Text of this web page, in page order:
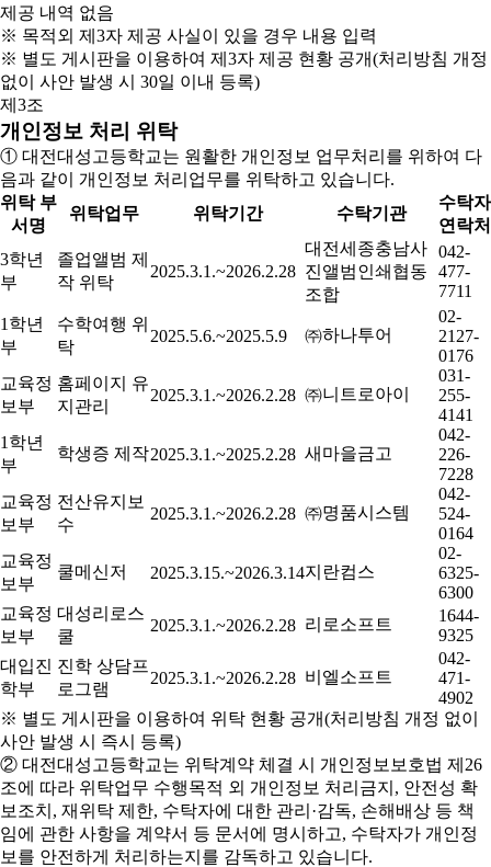
제공 내역 없음
※ 목적외 제3자 제공 사실이 있을 경우 내용 입력
※ 별도 게시판을 이용하여 제3자 제공 현황 공개(처리방침 개정
없이 사안 발생 시 30일 이내 등록)
제3조
개인정보 처리 위탁
① 대전대성고등학교는 원활한 개인정보 업무처리를 위하여 다
음과 같이 개인정보 처리업무를 위탁하고 있습니다.
위탁 부
서명
위탁업무 위탁기간 수탁기관
수탁자
연락처
3학년
부
졸업앨범 제
작 위탁
2025.3.1.~2026.2.28
대전세종충남사
진앨범인쇄협동
조합
042-
477-
7711
1학년
부
수학여행 위
탁
2025.5.6.~2025.5.9 ㈜하나투어
02-
2127-
0176
교육정
보부
홈페이지 유
지관리
2025.3.1.~2026.2.28 ㈜니트로아이
031-
255-
4141
1학년
부
학생증 제작2025.3.1.~2025.2.28 새마을금고
042-
226-
7228
교육정
보부
전산유지보
수
2025.3.1.~2026.2.28 ㈜명품시스템
042-
524-
0164
교육정
보부
쿨메신저 2025.3.15.~2026.3.14지란컴스
02-
6325-
6300
교육정
보부
대성리로스
쿨
2025.3.1.~2026.2.28 리로소프트
1644-
9325
대입진
학부
진학 상담프
로그램
2025.3.1.~2026.2.28 비엘소프트
042-
471-
4902
※ 별도 게시판을 이용하여 위탁 현황 공개(처리방침 개정 없이
사안 발생 시 즉시 등록)
② 대전대성고등학교는 위탁계약 체결 시 개인정보보호법 제26
조에 따라 위탁업무 수행목적 외 개인정보 처리금지, 안전성 확
보조치, 재위탁 제한, 수탁자에 대한 관리·감독, 손해배상 등 책
임에 관한 사항을 계약서 등 문서에 명시하고, 수탁자가 개인정
보를 안전하게 처리하는지를 감독하고 있습니다.